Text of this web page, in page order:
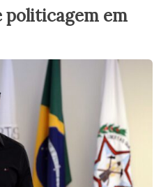
politicagem em